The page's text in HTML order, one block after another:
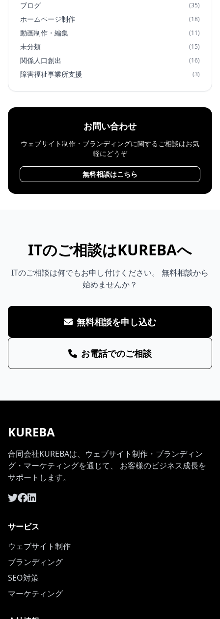
ブログ (35)
ホームページ制作 (18)
動画制作・編集 (11)
未分類 (15)
関係人口創出 (16)
障害福祉事業所支援 (3)
お問い合わせ
ウェブサイト制作・ブランディングに関するご相談はお気
軽にどうぞ
無料相談はこちら
ITのご相談はKUREBAへ
ITのご相談は何でもお申し付けください。 無料相談から
始めませんか？
無料相談を申し込む
お電話でのご相談
KUREBA
合同会社KUREBAは、ウェブサイト制作・ブランディン
グ・マーケティングを通じて、 お客様のビジネス成長を
サポートします。
サービス
ウェブサイト制作
ブランディング
SEO対策
マーケティング